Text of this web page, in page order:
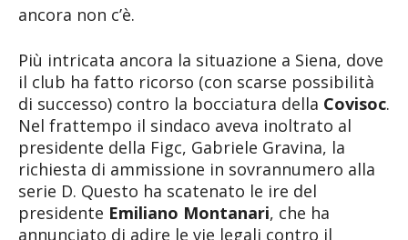
ancora non c’è.
Più intricata ancora la situazione a Siena, dove
il club ha fatto ricorso (con scarse possibilità
di successo) contro la bocciatura della Covisoc.
Nel frattempo il sindaco aveva inoltrato al
presidente della Figc, Gabriele Gravina, la
richiesta di ammissione in sovrannumero alla
serie D. Questo ha scatenato le ire del
presidente Emiliano Montanari, che ha
annunciato di adire le vie legali contro il